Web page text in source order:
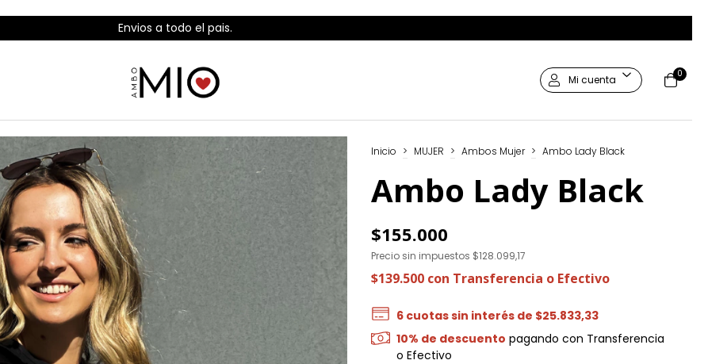
Envios a todo el pais.
Mi cuenta 0
Inicio > MUJER > Ambos Mujer > Ambo Lady Black
Ambo Lady Black
$155.000
Precio sin impuestos $128.099,17
$139.500 con Transferencia o Efectivo
6 cuotas sin interés de $25.833,33
10% de descuento pagando con Transferencia
o Efectivo